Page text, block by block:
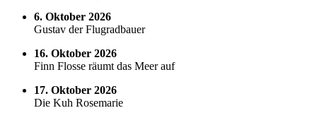
6. Oktober 2026
Gustav der Flugradbauer
16. Oktober 2026
Finn Flosse räumt das Meer auf
17. Oktober 2026
Die Kuh Rosemarie